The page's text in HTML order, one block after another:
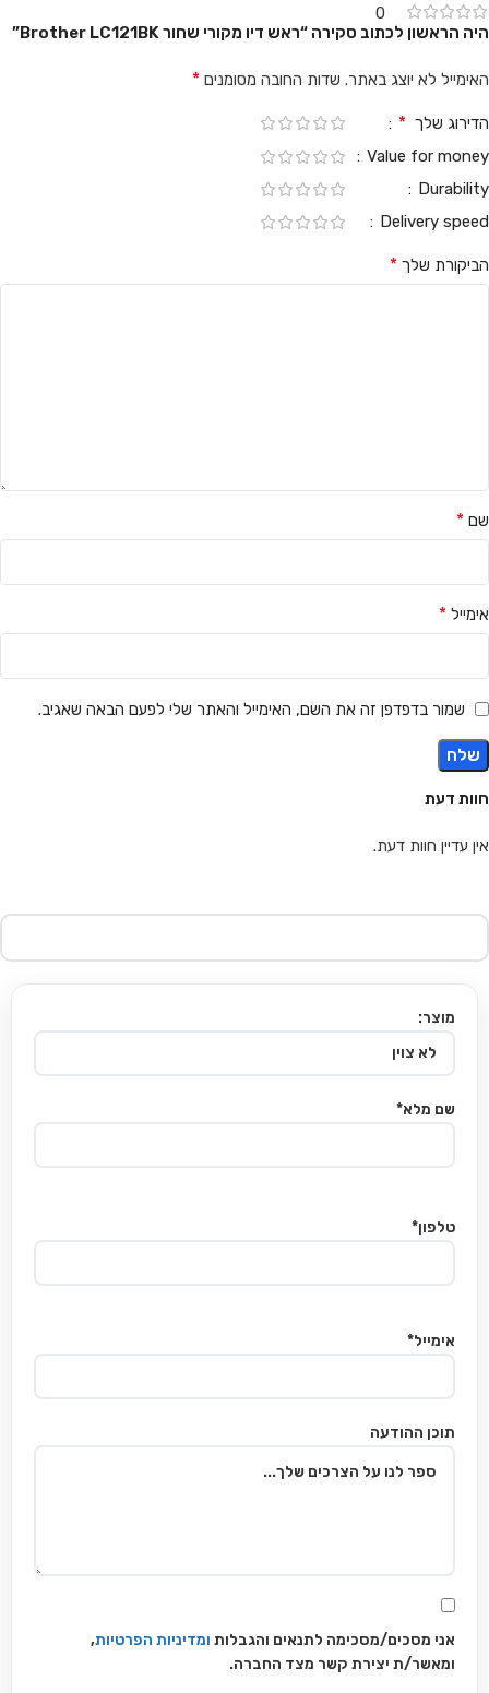
0
חוות דעת
אין עדיין חוות דעת.
היה הראשון לכתוב סקירה “ראש דיו מקורי שחור Brother LC121BK”
האימייל לא יוצג באתר. שדות החובה מסומנים *
הדירוג שלך *
Value for money
Durability
Delivery speed
הביקורת שלך *
שם *
אימייל *
שמור בדפדפן זה את השם, האימייל והאתר שלי לפעם הבאה שאגיב.
מוצר:
שם מלא*
טלפון*
אימייל*
תוכן ההודעה
אני מסכים/מסכימה לתנאים והגבלות ומדיניות הפרטיות,
ומאשר/ת יצירת קשר מצד החברה.